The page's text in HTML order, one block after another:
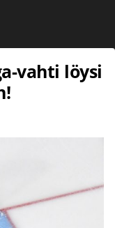
vahti löysi